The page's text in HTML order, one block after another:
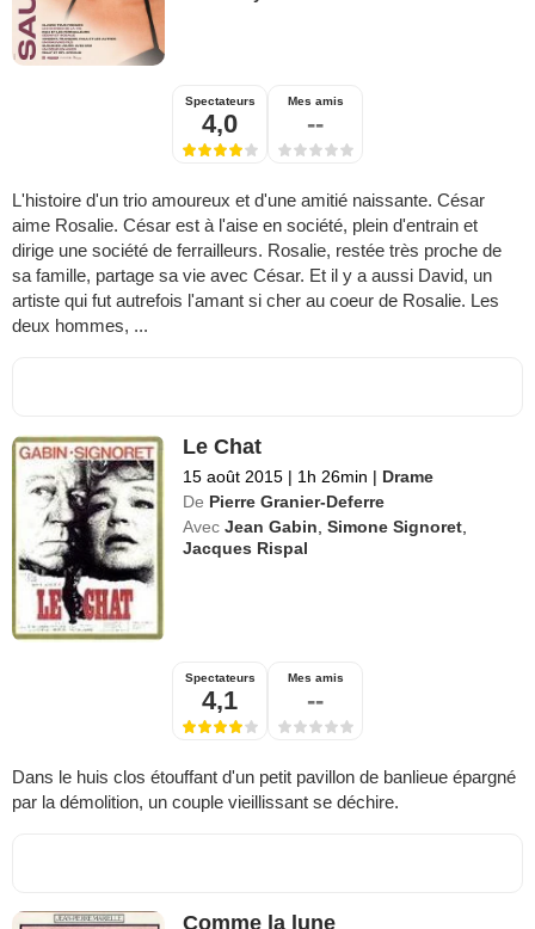
Spectateurs
4,0
Mes amis
--
L'histoire d'un trio amoureux et d'une amitié naissante. César
aime Rosalie. César est à l'aise en société, plein d'entrain et
dirige une société de ferrailleurs. Rosalie, restée très proche de
sa famille, partage sa vie avec César. Et il y a aussi David, un
artiste qui fut autrefois l'amant si cher au coeur de Rosalie. Les
deux hommes, ...
Le Chat
15 août 2015 | 1h 26min | Drame
De Pierre Granier-Deferre
Avec Jean Gabin ,Simone Signoret
Jacques Rispal
Spectateurs
4,1
Mes amis
--
Dans le huis clos étouffant d'un petit pavillon de banlieue épargné
par la démolition, un couple vieillissant se déchire.
Comme la lune